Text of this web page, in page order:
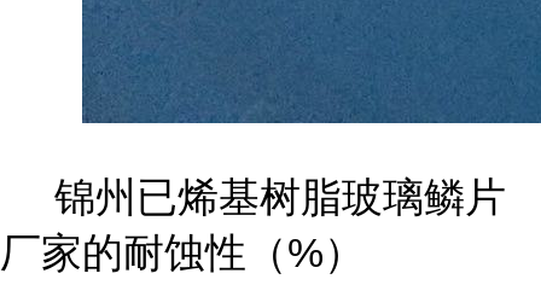
锦州已烯基树脂玻璃鳞片
厂家的耐蚀性（%）